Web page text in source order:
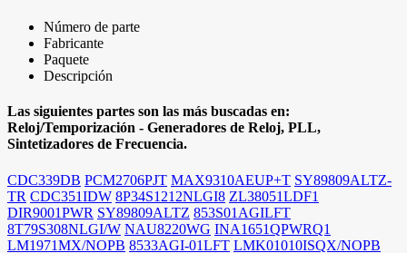
Número de parte
Fabricante
Paquete
Descripción
Las siguientes partes son las más buscadas en:
Reloj/Temporización - Generadores de Reloj, PLL,
Sintetizadores de Frecuencia.
CDC339DB PCM2706PJT MAX9310AEUP+T SY89809ALTZ-
TR CDC351IDW 8P34S1212NLGI8 ZL38051LDF1
DIR9001PWR SY89809ALTZ 853S01AGILFT
8T79S308NLGI/W NAU8220WG INA1651QPWRQ1
LM1971MX/NOPB 8533AGI-01LFT LMK01010ISQX/NOPB